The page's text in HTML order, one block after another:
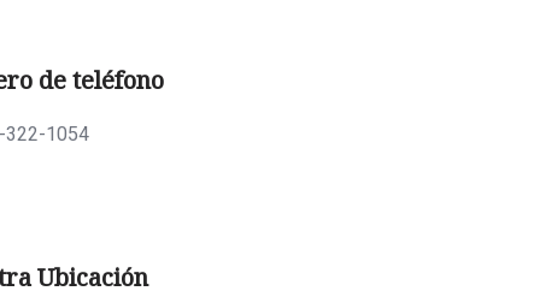
de teléfono
322-1054
Ubicación